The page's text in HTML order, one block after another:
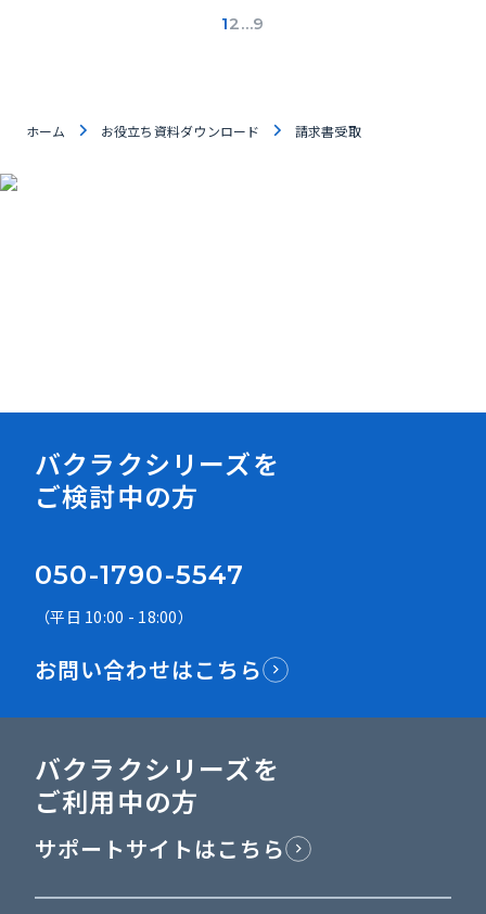
12…9
ホーム お役立ち資料ダウンロード 請求書受取
バクラクシリーズを
ご検討中の方
050-1790-5547
（平日 10:00 - 18:00）
お問い合わせはこちら
バクラクシリーズを
ご利用中の方
サポートサイトはこちら